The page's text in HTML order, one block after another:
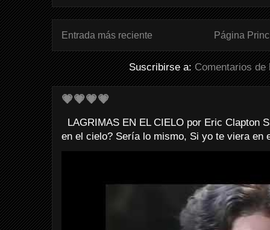
Entrada más reciente Página
Suscribirse a:Comentarios de
💗💗💗💗
LAGRIMAS EN EL CIELO por Eric Clapton
en el cielo? Sería lo mismo, Si yo te viera en